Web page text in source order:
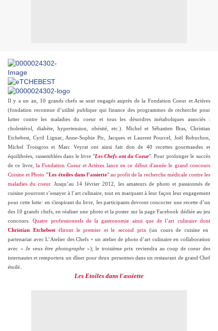
Il y a un an, 10 grands chefs se sont engagés auprès de la Fondation Coeur et Artères
(fondation reconnue d’utilité publique qui finance des programmes de recherche pour
lutter contre les maladies du coeur et tous les désordres métaboliques associés :
cholestérol, diabète, hypertension, obésité, etc.). Michel et Sébastien Bras, Christian
Etchebest, Cyril Lignac, Anne-Sophie Pic, Jacques et Laurent Pourcel, Joël Robuchon,
Michel Troisgros et Marc Veyrat ont ainsi fait don de 40 recettes gourmandes et
équilibrées, rassemblées dans le livre "Les Chefs ont du Coeur". Pour prolonger le succès
de ce livre,
la Fondation Coeur et Artères lance en ce début d'année le grand concours
Cuisine et Photo "Les étoiles dans l’assiette" au profit de la recherche médicale contre les
maladies du coeur.
Jusqu’au 14 février 2012, les amateurs de photo et passionnés de
cuisine pourront s’essayer à l’art culinaire, tout en marquant à leur façon leur engagement
pour cette lutte: en s'inspirant du livre, les participants devront concocter une recette d’un
des 10 grands chefs, en réaliser une photo et la poster sur la page Facebook dédiée au jeu
concours.
Quatre professionnels de la gastronomie ainsi que de l’art culinaire dont
Christian Etchebestéliront le premier et le second prix (un cours de cuisine en
partenariat avec L’Atelier des Chefs + un atelier de photo d’art culinaire en collaboration
avec «Je veux être photographe »); le troisième prix reviendra au coup de coeur des
internautes et remportera un dîner pour deux personnes dans un restaurant de grand Chef
étoilé
Les Etoiles dans l'assiette